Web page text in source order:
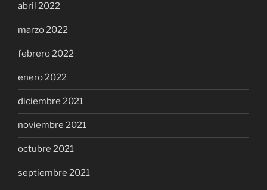
abril 2022
marzo 2022
febrero 2022
enero 2022
diciembre 2021
noviembre 2021
octubre 2021
septiembre 2021